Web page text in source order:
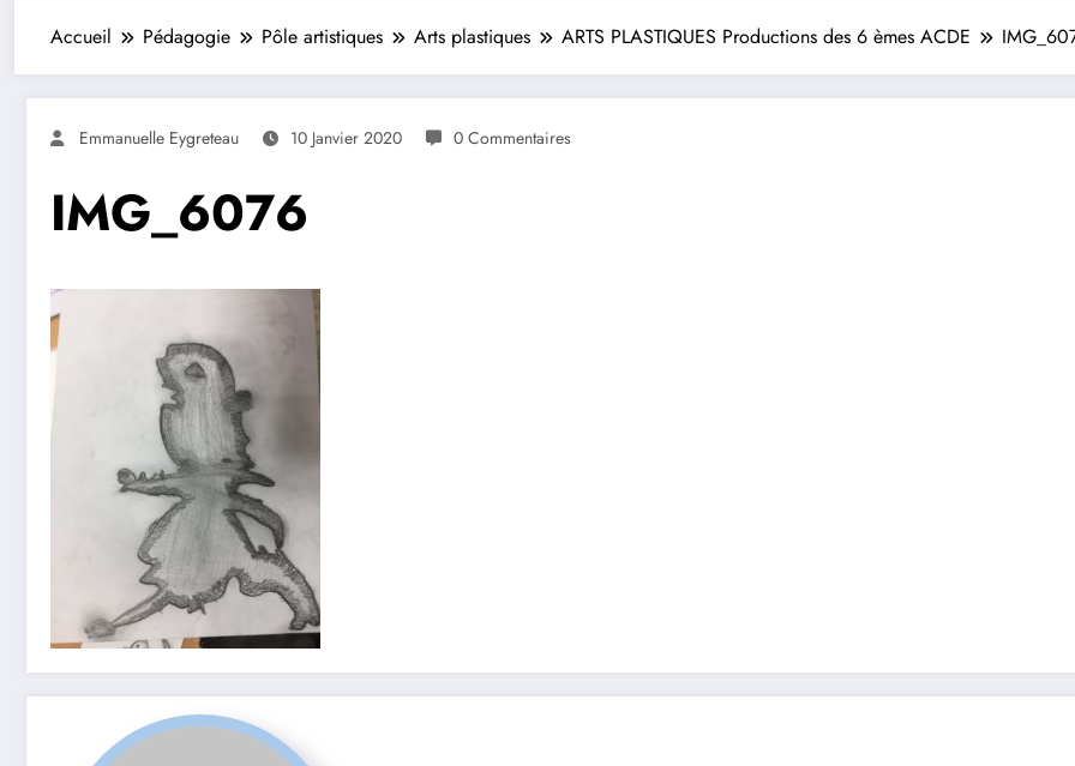
Accueil Pédagogie Pôle artistiques Arts plastiques ARTS PLASTIQUES Productions des 6 èmes ACDE
Emmanuelle Eygreteau 10 Janvier 2020 0 Commentaires
IMG_6076